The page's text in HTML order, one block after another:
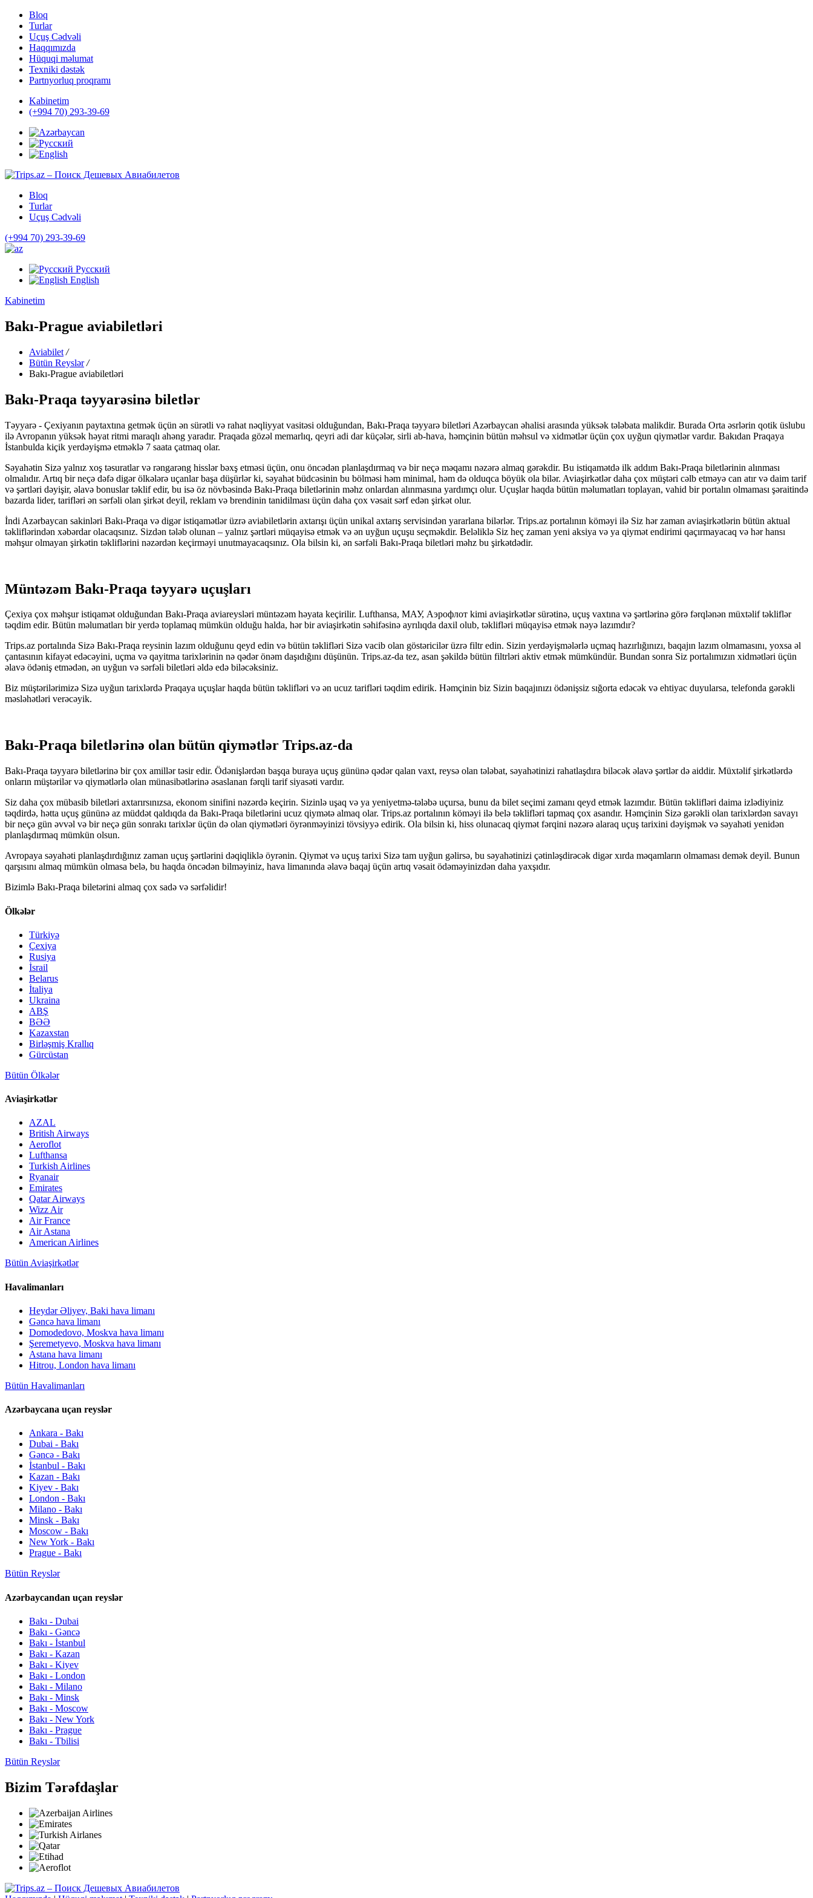
Bloq
Turlar
Uçuş Cədvəli
Haqqımızda
Hüquqi məlumat
Texniki dəstək
Partnyorluq proqramı
Kabinetim
(+994 70) 293-39-69
Bloq
Turlar
Uçuş Cədvəli
(+994 70) 293-39-69
Русский
English
Kabinetim
Bakı-Prague aviabiletləri
Aviabilet /
Bütün Reyslər /
Bakı-Prague aviabiletləri
Bakı-Praqa təyyarəsinə biletlər
Təyyarə - Çexiyanın paytaxtına getmək üçün ən sürətli və rahat nəqliyyat vasitəsi olduğundan, Bakı-Praqa təyyarə biletləri Azərbaycan əhalisi arasında yüksək tələbata malikdir. Burada Orta əsrlərin qotik üslubu
ilə Avropanın yüksək həyat ritmi maraqlı ahəng yaradır. Praqada gözəl memarlıq, qeyri adi dar küçələr, sirli ab-hava, həmçinin bütün məhsul və xidmətlər üçün çox uyğun qiymətlər vardır. Bakıdan Praqaya
İstanbulda kiçik yerdəyişmə etməklə 7 saata çatmaq olar.
Səyahətin Sizə yalnız xoş təsuratlar və rəngarəng hisslər bəxş etməsi üçün, onu öncədən planlaşdırmaq və bir neçə məqamı nəzərə almaq gərəkdir. Bu istiqamətdə ilk addım Bakı-Praqa biletlərinin alınması
olmalıdır. Artıq bir neçə dəfə digər ölkələrə uçanlar başa düşürlər ki, səyahət büdcəsinin bu bölməsi həm minimal, həm də olduqca böyük ola bilər. Aviaşirkətlər daha çox müştəri cəlb etməyə can atır və daim tarif
və şərtləri dəyişir, əlavə bonuslar təklif edir, bu isə öz növbəsində Bakı-Praqa biletlərinin məhz onlardan alınmasına yardımçı olur. Uçuşlar haqda bütün məlumatları toplayan, vahid bir portalın olmaması şəraitində
bazarda lider, tarifləri ən sərfəli olan şirkət deyil, reklam və brendinin tanidilması üçün daha çox vəsait sərf edən şirkət olur.
İndi Azərbaycan sakinləri Bakı-Praqa və digər istiqamətlər üzrə aviabiletlərin axtarışı üçün unikal axtarış servisindən yararlana bilərlər. Trips.az portalının köməyi ilə Siz hər zaman aviaşirkətlərin bütün aktual
təkliflərindən xəbərdar olacaqsınız. Sizdən tələb olunan – yalnız şərtləri müqayisə etmək və ən uyğun uçuşu seçməkdir. Beləliklə Siz heç zaman yeni aksiya və ya qiymət endirimi qaçırmayacaq və hər hansı
məhşur olmayan şirkətin təkliflərini nəzərdən keçirməyi unutmayacaqsınız. Ola bilsin ki, ən sərfəli Bakı-Praqa biletləri məhz bu şirkətdədir.
Müntəzəm Bakı-Praqa təyyarə uçuşları
Çexiya çox məhşur istiqamət olduğundan Bakı-Praqa aviareysləri müntəzəm həyata keçirilir. Lufthansa, МАУ, Аэрофлот kimi aviaşirkətlər sürətinə, uçuş vaxtına və şərtlərinə görə fərqlənən müxtəlif təkliflər
təqdim edir. Bütün məlumatları bir yerdə toplamaq mümkün olduğu halda, hər bir aviaşirkətin səhifəsinə ayrılıqda daxil olub, təklifləri müqayisə etmək nəyə lazımdır?
Trips.az portalında Sizə Bakı-Praqa reysinin lazım olduğunu qeyd edin və bütün təklifləri Sizə vacib olan göstəricilər üzrə filtr edin. Sizin yerdəyişmələrlə uçmaq hazırlığınızı, baqajın lazım olmamasını, yoxsa əl
çantasının kifayət edəcəyini, uçma və qayitma tarixlərinin nə qədər önəm daşıdığını düşünün. Trips.az-da tez, asan şəkildə bütün filtrləri aktiv etmək mümkündür. Bundan sonra Siz portalımızın xidmətləri üçün
əlavə ödəniş etmədən, ən uyğun və sərfəli biletləri əldə edə biləcəksiniz.
Biz müştərilərimizə Sizə uyğun tarixlərdə Praqaya uçuşlar haqda bütün təklifləri və ən ucuz tarifləri təqdim edirik. Həmçinin biz Sizin baqajınızı ödənişsiz sığorta edəcək və ehtiyac duyularsa, telefonda gərəkli
məsləhətləri verəcəyik.
Bakı-Praqa biletlərinə olan bütün qiymətlər Trips.az-da
Bakı-Praqa təyyarə biletlərinə bir çox amillər təsir edir. Ödənişlərdən başqa buraya uçuş gününə qədər qalan vaxt, reysə olan tələbat, səyahətinizi rahatlaşdıra biləcək əlavə şərtlər də aiddir. Müxtəlif şirkətlərdə
onların müştərilər və qiymətlərlə olan münasibətlərinə əsaslanan fərqli tarif siyasəti vardır.
Siz daha çox mübasib biletləri axtarırsınızsa, ekonom sinifini nəzərdə keçirin. Sizinlə uşaq və ya yeniyetmə-tələbə uçursa, bunu da bilet seçimi zamanı qeyd etmək lazımdır. Bütün təklifləri daima izlədiyiniz
təqdirdə, hətta uçuş gününə az müddət qaldıqda da Bakı-Praqa biletlərini ucuz qiymətə almaq olar. Trips.az portalının köməyi ilə belə təklifləri tapmaq çox asandır. Həmçinin Sizə gərəkli olan tarixlərdən savayı
bir neçə gün əvvəl və bir neçə gün sonrakı tarixlər üçün də olan qiymətləri öyrənməyinizi tövsiyyə edirik. Ola bilsin ki, hiss olunacaq qiymət fərqini nəzərə alaraq uçuş tarixini dəyişmək və səyahəti yenidən
planlaşdırmaq mümkün olsun.
Avropaya səyahəti planlaşdırdığınız zaman uçuş şərtlərini dəqiqliklə öyrənin. Qiymət və uçuş tarixi Sizə tam uyğun gəlirsə, bu səyahətinizi çətinləşdirəcək digər xırda məqamların olmaması demək deyil. Bunun
qarşısını almaq mümkün olmasa belə, bu haqda öncədən bilməyiniz, hava limanında əlavə baqaj üçün artıq vəsait ödəməyinizdən daha yaxşıdır.
Bizimlə Bakı-Praqa biletərini almaq çox sadə və sərfəlidir!
Ölkələr
Türkiyə
Çexiya
Rusiya
İsrail
Belarus
İtaliya
Ukraina
ABŞ
BƏƏ
Kazaxstan
Birləşmiş Krallıq
Gürcüstan
Bütün Ölkələr
Aviaşirkətlər
AZAL
British Airways
Aeroflot
Lufthansa
Turkish Airlines
Ryanair
Emirates
Qatar Airways
Wizz Air
Air France
Air Astana
American Airlines
Bütün Aviaşirkətlər
Havalimanları
Heydər Əliyev, Baki hava limanı
Gəncə hava limanı
Domodedovo, Moskva hava limanı
Şeremetyevo, Moskva hava limanı
Astana hava limanı
Hitrou, London hava limanı
Bütün Havalimanları
Azərbaycana uçan reyslər
Ankara - Bakı
Dubai - Bakı
Gəncə - Bakı
İstanbul - Bakı
Kazan - Bakı
Kiyev - Bakı
London - Bakı
Milano - Bakı
Minsk - Bakı
Moscow - Bakı
New York - Bakı
Prague - Bakı
Bütün Reyslər
Azərbaycandan uçan reyslər
Bakı - Dubai
Bakı - Gəncə
Bakı - İstanbul
Bakı - Kazan
Bakı - Kiyev
Bakı - London
Bakı - Milano
Bakı - Minsk
Bakı - Moscow
Bakı - New York
Bakı - Prague
Bakı - Tbilisi
Bütün Reyslər
Bizim Tərəfdaşlar